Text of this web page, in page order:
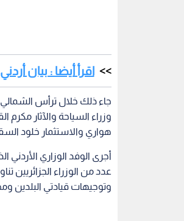
اقرأ أيضا : بيان
جاء ذلك خلال ترأس الشمالي
وزراء السياحة والآثار
هواري والاستثمار خلود
أجرى الوفد الوزاري
عدد من الوزراء الجزائريين
وتوجيهات قيادتي البلدين